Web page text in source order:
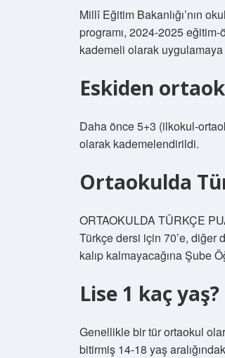
Millî Eğitim Bakanlığı’nın
programı, 2024-2025
kademeli olarak
Eskiden
Daha önce 5+3 (ilkokul-
olarak kademelendirildi.
Ortaokulda
ORTAOKULDA TÜRKÇE
Türkçe dersi için 70’e, diğer
kalıp kalmayacağına Şube
Lise 1 kaç yaş?
Genellikle bir tür ortaokul
bitirmiş 14-18 yaş